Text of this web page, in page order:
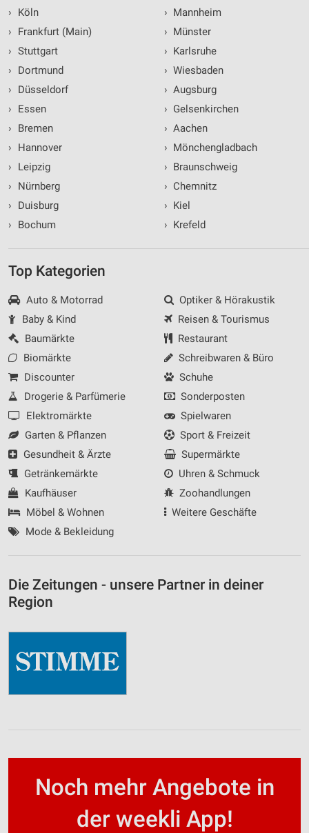
›
Köln
›
Frankfurt (Main)
› Stuttgart
›
Dortmund
›
Düsseldorf
›
Essen
›
Bremen
›
Hannover
›
Leipzig
›
Nürnberg
›
Duisburg
›
Bochum
› Mannheim
› Münster
› Karlsruhe
› Wiesbaden
› Augsburg
› Gelsenkirchen
› Aachen
› Mönchengladbach
› Braunschweig
› Chemnitz
› Kiel
› Krefeld
Top Kategorien
Auto & Motorrad
Baby & Kind
Baumärkte
Biomärkte
Discounter
Drogerie & Parfümerie
Elektromärkte
Garten & Pflanzen
Gesundheit & Ärzte
Getränkemärkte
Kaufhäuser
Möbel & Wohnen
Mode & Bekleidung
Optiker & Hörakustik
Reisen & Tourismus
Restaurant
Schreibwaren & Büro
Schuhe
Sonderposten
Spielwaren
Sport & Freizeit
Supermärkte
Uhren & Schmuck
Zoohandlungen
Weitere Geschäfte
Die Zeitungen - unsere Partner in deiner
Region
Noch mehr Angebote in
der weekli App!